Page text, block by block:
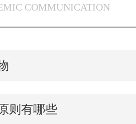
COMMUNICATION
则有哪些